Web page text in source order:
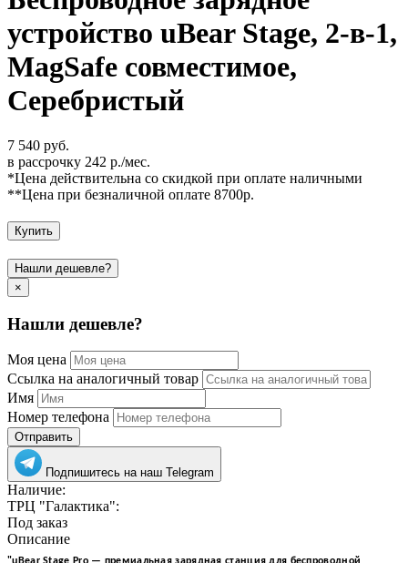
устройство uBear Stage, 2-в-1,
MagSafe совместимое,
Серебристый
7 540 руб.
в рассрочку 242 р./мес.
*Цена действительна со скидкой при оплате наличными
**Цена при безналичной оплате 8700р.
Купить
Нашли дешевле?
×
Нашли дешевле?
Моя цена
Ссылка на аналогичный товар
Имя
Номер телефона
Отправить
Подпишитесь на наш Telegram
Наличие:
ТРЦ "Галактика":
Под заказ
Описание